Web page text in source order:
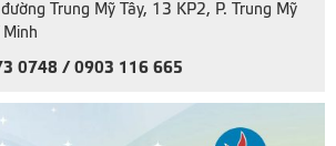
Trung Mỹ Tây, 13 KP2, P. Trung Mỹ
Minh
0748 / 0903 116 665